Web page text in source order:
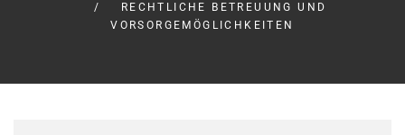
RECHTLICHE BETREUUNG UND
VORSORGEMÖGLICHKEITEN